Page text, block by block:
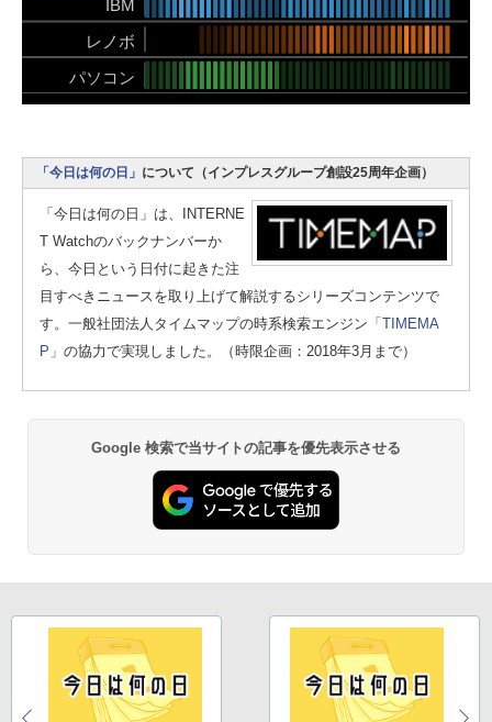
「今日は何の日」 について（インプレスグループ創設25周年企画）
「今日は何の日」は、INTERNE
T Watchのバックナンバーか
ら、今日という日付に起きた注
目すべきニュースを取り上げて解説するシリーズコンテンツで
す。一般社団法人タイムマップの時系検索エンジン 「TIMEMA
P」 の協力で実現しました。（時限企画：2018年3月まで）
Google 検索で当サイトの記事を優先表示させる